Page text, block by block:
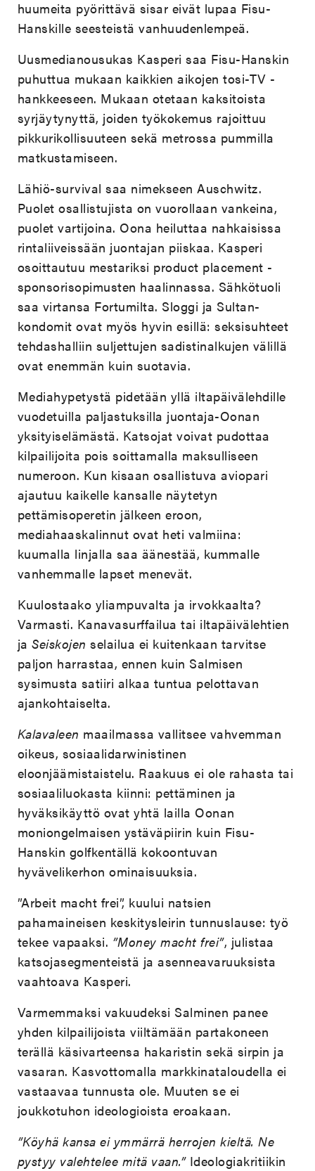
huumeita pyörittävä sisar eivät lupaa Fisu-
Hanskille seesteistä vanhuudenlempeä.
Uusmedianousukas Kasperi saa Fisu-Hanskin
puhuttua mukaan kaikkien aikojen tosi-TV -
hankkeeseen. Mukaan otetaan kaksitoista
syrjäytynyttä, joiden työkokemus rajoittuu
pikkurikollisuuteen sekä metrossa pummilla
matkustamiseen.
Lähiö-survival saa nimekseen Auschwitz.
Puolet osallistujista on vuorollaan vankeina,
puolet vartijoina. Oona heiluttaa nahkaisissa
rintaliiveissään juontajan piiskaa. Kasperi
osoittautuu mestariksi product placement -
sponsorisopimusten haalinnassa. Sähkötuoli
saa virtansa Fortumilta. Sloggi ja Sultan-
kondomit ovat myös hyvin esillä: seksisuhteet
tehdashalliin suljettujen sadistinalkujen välillä
ovat enemmän kuin suotavia.
Mediahypetystä pidetään yllä iltapäivälehdille
vuodetuilla paljastuksilla juontaja-Oonan
yksityiselämästä. Katsojat voivat pudottaa
kilpailijoita pois soittamalla maksulliseen
numeroon. Kun kisaan osallistuva aviopari
ajautuu kaikelle kansalle näytetyn
pettämisoperetin jälkeen eroon,
mediahaaskalinnut ovat heti valmiina:
kuumalla linjalla saa äänestää, kummalle
vanhemmalle lapset menevät.
Kuulostaako yliampuvalta ja irvokkaalta?
Varmasti. Kanavasurffailua tai iltapäivälehtien
jaSeiskojen selailua ei kuitenkaan tarvitse
paljon harrastaa, ennen kuin Salmisen
sysimusta satiiri alkaa tuntua pelottavan
ajankohtaiselta.
Kalavaleen maailmassa vallitsee vahvemman
oikeus, sosiaalidarwinistinen
eloonjäämistaistelu. Raakuus ei ole rahasta tai
sosiaaliluokasta kiinni: pettäminen ja
hyväksikäyttö ovat yhtä lailla Oonan
moniongelmaisen ystäväpiirin kuin Fisu-
Hanskin golfkentällä kokoontuvan
hyvävelikerhon ominaisuuksia.
”Arbeit macht frei”, kuului natsien
pahamaineisen keskitysleirin tunnuslause: työ
tekee vapaaksi. ”Money macht frei”, julistaa
katsojasegmenteistä ja asenneavaruuksista
vaahtoava Kasperi.
Varmemmaksi vakuudeksi Salminen panee
yhden kilpailijoista viiltämään partakoneen
terällä käsivarteensa hakaristin sekä sirpin ja
vasaran. Kasvottomalla markkinataloudella ei
vastaavaa tunnusta ole. Muuten se ei
joukkotuhon ideologioista eroakaan.
”Köyhä kansa ei ymmärrä herrojen kieltä. Ne
pystyy valehtelee mitä vaan.”Ideologiakritiikin